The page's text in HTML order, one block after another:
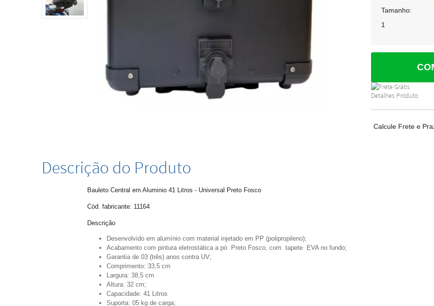
Tamanho:
1
Calcule Frete e
Descrição do Produto
Bauleto Central em Aluminio 41 Litros - Universal Preto Fosco
Cód. fabricante: 11164
Descrição
Desenvolvido em alumínio com material injetado em PP (polipropileno);
Acabamento com pintura eletrostática a pó Preto Fosco, com tapete EVA no fundo;
Garantia de 03 (três) anos contra UV;
Comprimento: 33,5 cm
Largura: 38,5 cm
Altura: 32 cm;
Capacidade: 41 Litros
Suporta: 05 kg de carga;